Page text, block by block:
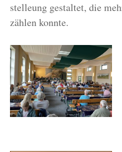
stelleung gestaltet, die
zählen konnte.